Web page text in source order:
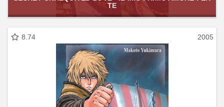
TE
8.74 2005